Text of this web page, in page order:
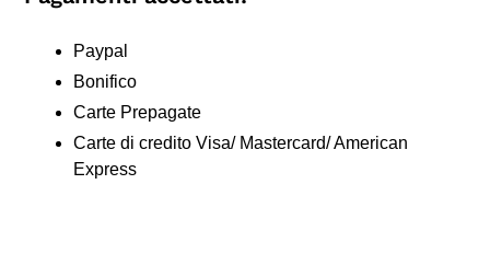
Paypal
Bonifico
Carte Prepagate
Carte di credito Visa/ Mastercard/ American
Express